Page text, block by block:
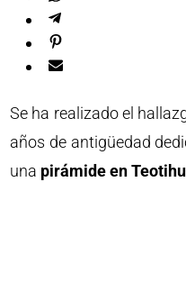
Se ha realizado el
años de antigüedad
una pirámide en